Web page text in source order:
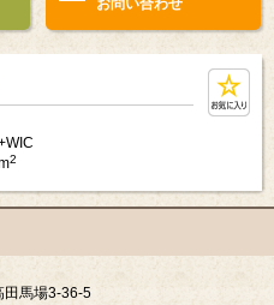
この建物について
お問い合わせ
2